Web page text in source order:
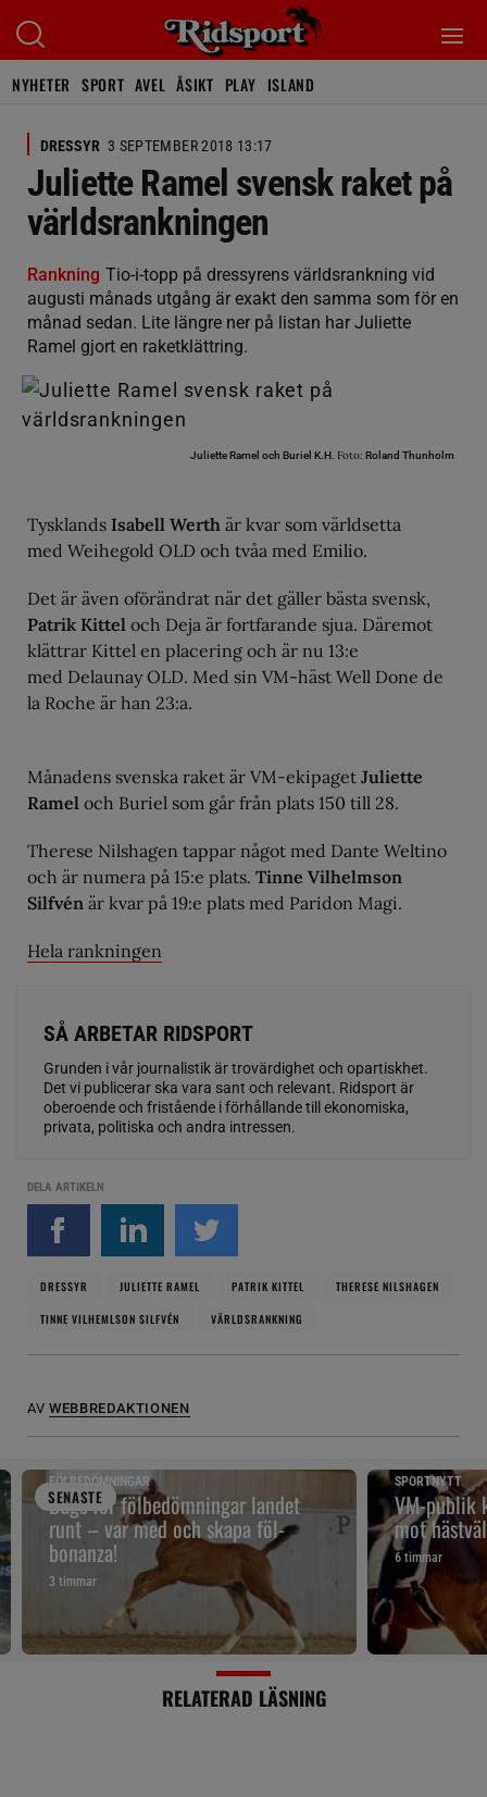
NYHETER SPORT AVEL ÅSIKT PLAY ISLAND
DRESSYR 3 SEPTEMBER 2018 13:17
Juliette Ramel svensk raket på
världsrankningen
Rankning Tio-i-topp på dressyrens världsrankning vid
augusti månads utgång är exakt den samma som för en
månad sedan. Lite längre ner på listan har Juliette
Ramel gjort en raketklättring.
Juliette Ramel och Buriel K.H. Foto: Roland Thunholm
Tysklands Isabell Werth är kvar som världsetta
med Weihegold OLD och tvåa med Emilio.
Det är även oförändrat när det gäller bästa svensk,
Patrik Kittel och Deja är fortfarande sjua. Däremot
klättrar Kittel en placering och är nu 13:e
med Delaunay OLD. Med sin VM-häst Well Done de
la Roche är han 23:a.
Månadens svenska raket är VM-ekipaget Juliette
Ramel och Buriel som går från plats 150 till 28.
Therese Nilshagen tappar något med Dante Weltino
och är numera på 15:e plats. Tinne Vilhelmson
Silfvén är kvar på 19:e plats med Paridon Magi.
Hela rankningen
SÅ ARBETAR RIDSPORT
Grunden i vår journalistik är trovärdighet och opartiskhet.
Det vi publicerar ska vara sant och relevant. Ridsport är
oberoende och fristående i förhållande till ekonomiska,
privata, politiska och andra intressen.
DELA ARTIKELN
DRESSYR JULIETTE RAMEL PATRIK KITTEL
THERESE NILSHAGEN
TINNE VILHEMLSON SILFVÉN
VÄRLDSRANKNING
AV WEBBREDAKTIONEN
SENASTE
FÖLBEDÖMNINGAR
Dags för fölbedömningar landet
runt – var med och skapa föl-
bonanza!
3 timmar
SPORTNYTT
VM-publik
mot
6 timmar
RELATERAD LÄSNING